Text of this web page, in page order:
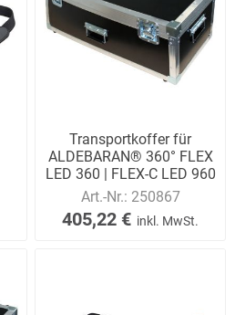
Transportkoffer für
ALDEBARAN® 360° FLEX
LED 360 | FLEX-C LED 960
2.0
Art.-Nr.: 250867
405,22 € inkl. MwSt.